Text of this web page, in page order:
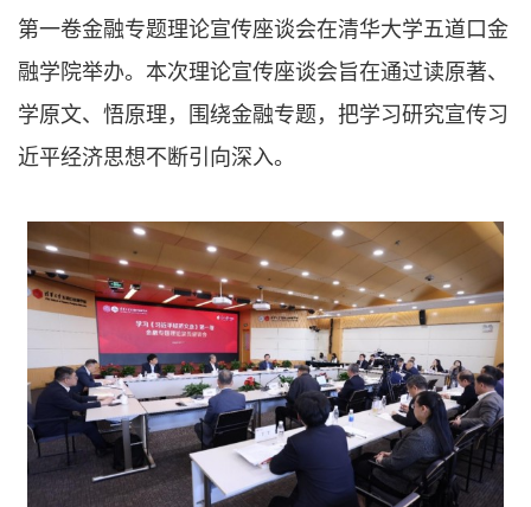
第一卷金融专题理论宣传座谈会在清华大学五道口金
融学院举办。本次理论宣传座谈会旨在通过读原著、
学原文、悟原理，围绕金融专题，把学习研究宣传习
近平经济思想不断引向深入。